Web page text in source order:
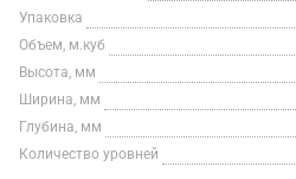
Упаковка
Объем, м.куб
Высота, мм
Ширина, мм
Глубина, мм
Количество уровней